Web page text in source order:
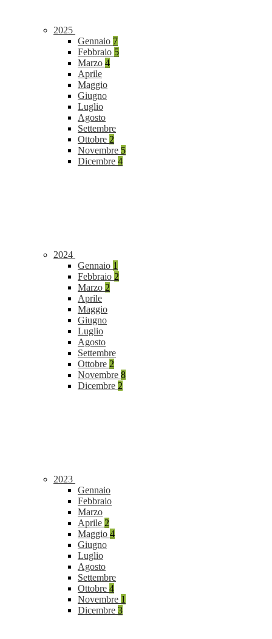
2025
Gennaio 7
Febbraio 5
Marzo 4
Aprile
Maggio
Giugno
Luglio
Agosto
Settembre
Ottobre 2
Novembre 5
Dicembre 4
2024
Gennaio 1
Febbraio 2
Marzo 2
Aprile
Maggio
Giugno
Luglio
Agosto
Settembre
Ottobre 2
Novembre 8
Dicembre 2
2023
Gennaio
Febbraio
Marzo
Aprile 2
Maggio 4
Giugno
Luglio
Agosto
Settembre
Ottobre 4
Novembre 1
Dicembre 3